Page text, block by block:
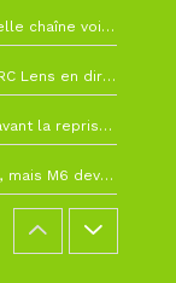
RC Lens – Villarreal : à quelle heure et sur quelle chaîne voir la finale de la Como Cup ?
Como Cup : comment regarder les matchs du RC Lens en direct ?
Ligue 1+ diffusera plus de 30 matchs amicaux avant la reprise de la Ligue 1
Coupe du monde 2026 : des audiences record, mais M6 devrait perdre très gros !